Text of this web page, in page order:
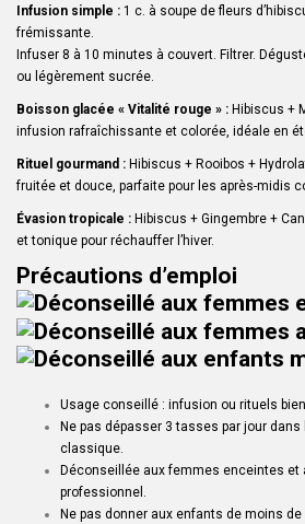
Infusion simple : 1 c. à soupe de fleurs
frémissante.
Infuser 8 à 10 minutes à couvert. Filtrer.
ou légèrement sucrée.
Boisson glacée « Vitalité rouge » : Hibiscus +
infusion rafraîchissante et colorée, idéale en
Rituel gourmand : Hibiscus + Rooibos +
fruitée et douce, parfaite pour les après-midis
Évasion tropicale : Hibiscus + Gingembre +
et tonique pour réchauffer l’hiver.
Précautions d’emploi
Usage conseillé : infusion ou rituels
Ne pas dépasser 3 tasses par jour dans
classique.
Déconseillée aux femmes enceintes
professionnel.
Ne pas donner aux enfants de moins de